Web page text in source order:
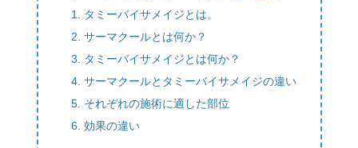
タミーバイサメイジとは。
サーマクールとは何か？
タミーバイサメイジとは何か？
サーマクールとタミーバイサメイジの違い
それぞれの施術に適した部位
効果の違い